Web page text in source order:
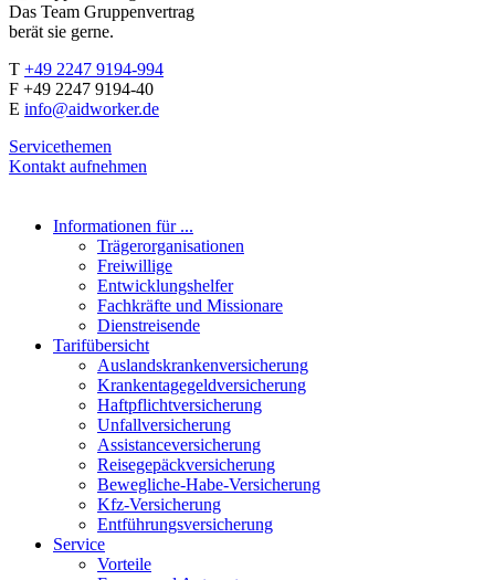
Das Team Gruppenvertrag
berät sie gerne.
T +49 2247 9194-994
F +49 2247 9194-40
E info@aidworker.de
Servicethemen
Kontakt aufnehmen
Informationen für ...
Trägerorganisationen
Freiwillige
Entwicklungshelfer
Fachkräfte und Missionare
Dienstreisende
Tarifübersicht
Auslandskrankenversicherung
Krankentagegeldversicherung
Haftpflichtversicherung
Unfallversicherung
Assistanceversicherung
Reisegepäckversicherung
Bewegliche-Habe-Versicherung
Kfz-Versicherung
Entführungsversicherung
Service
Vorteile